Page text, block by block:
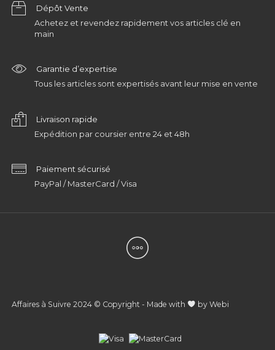
Dépôt Vente
Achetez et revendez rapidement vos articles clé en
main
Garantie d’expertise
Tous les articles sont expertisés avant leur mise en vente
Livraison rapide
Expédition par coursier entre 24 et 48h
Paiement sécurisé
PayPal / MasterCard / Visa
Affaires à Suivre 2024 © Copyright - Made with by Webi